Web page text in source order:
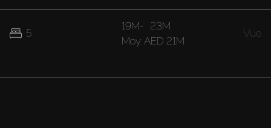
5
19M- 23M
Moy. AED 21M
Vue